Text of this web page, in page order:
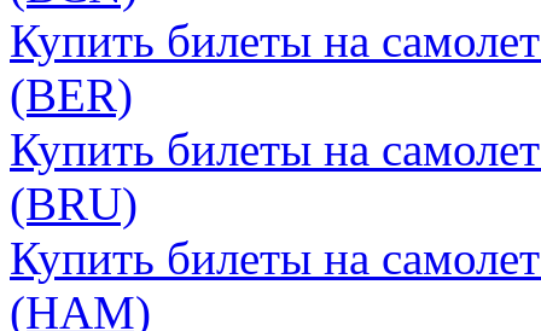
Купить билеты на
(BER)
Купить билеты на
(BRU)
Купить билеты на
(HAM)